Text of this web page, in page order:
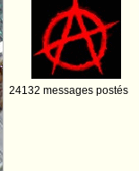
24132 messages postés